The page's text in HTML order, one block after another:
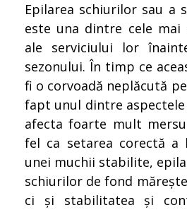
Epilarea schiurilor sau a
este una dintre cele
ale serviciului lor
sezonului. În timp ce
fi o corvoadă neplăcută
fapt unul dintre aspectele
afecta foarte mult
fel ca setarea corectă a
unei muchii stabilite,
schiurilor de fond
ci și stabilitatea și